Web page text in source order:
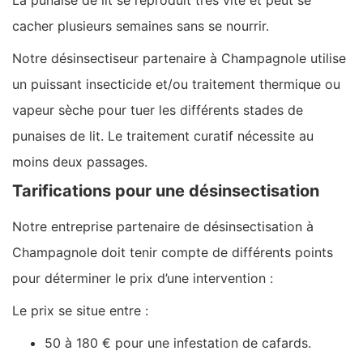
cacher plusieurs semaines sans se nourrir.
Notre désinsectiseur partenaire à Champagnole utilise
un puissant insecticide et/ou traitement thermique ou
vapeur sèche pour tuer les différents stades de
punaises de lit. Le traitement curatif nécessite au
moins deux passages.
Tarifications pour une désinsectisation
Notre entreprise partenaire de désinsectisation à
Champagnole doit tenir compte de différents points
pour déterminer le prix d’une intervention :
Le prix se situe entre :
50 à 180 € pour une infestation de cafards.